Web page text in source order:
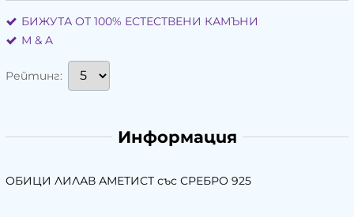
БИЖУТА ОТ 100% ЕСТЕСТВЕНИ КАМЪНИ
М & A
Рейтинг:
Информация
ОБИЦИ ЛИЛАВ АМЕТИСТ със СРЕБРО 925